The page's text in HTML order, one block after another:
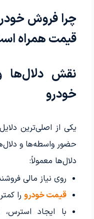
چرا فروش
قیمت همراه
نقش دلال‌ها
خودرو
یکی از اصلی‌ترین
حضور واسطه‌ها و
دلال‌ها معمولاً:
روی نیاز مالی
قیمت خودرورا
با ایجاد